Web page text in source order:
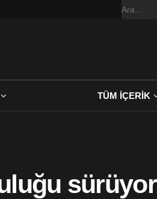
TÜM İÇERİK
sürüyor